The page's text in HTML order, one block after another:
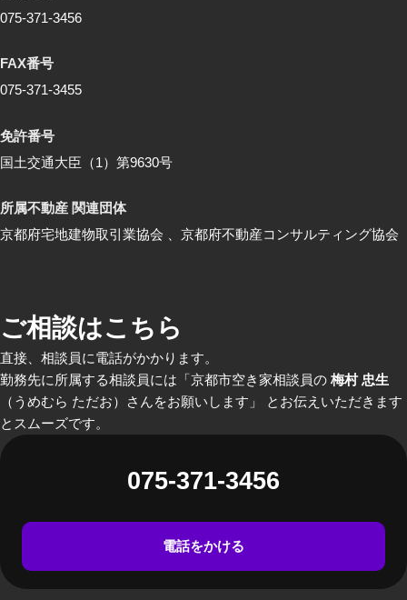
075-371-3456
FAX番号
075-371-3455
免許番号
国土交通大臣（1）第9630号
所属不動産 関連団体
京都府宅地建物取引業協会 、京都府不動産コンサルティング協会
ご相談はこちら
直接、相談員に電話がかかります。
勤務先に所属する相談員には「京都市空き家相談員の 梅村 忠生
（うめむら ただお）さんをお願いします」 とお伝えいただきます
とスムーズです。
075-371-3456
電話をかける